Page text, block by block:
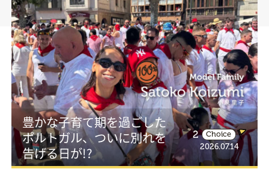
豊かな子育て期を過ごした
ポルトガル、ついに別れを
告げる日が!?
2
Choice
2026.07.14